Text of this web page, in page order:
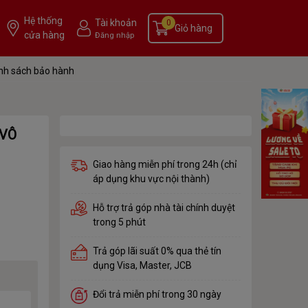
Hệ thống
cửa hàng
Tài khoản
Đăng nhập
Giỏ hàng
0
sách bảo hành
Giao hàng miễn phí trong 24h (chỉ
áp dụng khu vực nội thành)
Hỗ trợ trả góp nhà tài chính duyệt
trong 5 phút
Trả góp lãi suất 0% qua thẻ tín
dụng Visa, Master, JCB
Đổi trả miễn phí trong 30 ngày